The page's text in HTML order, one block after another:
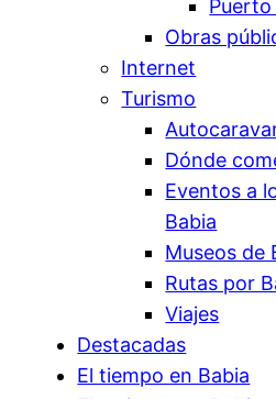
Obras
Internet
Turismo
Dónde
Eventos a
Babia
Museos de
Rutas por
Viajes
Destacadas
El tiempo en Babia